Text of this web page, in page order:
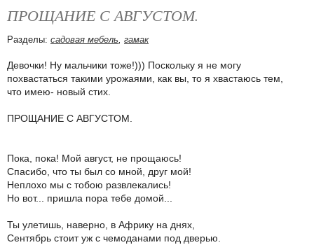
ПРОЩАНИЕ С АВГУСТОМ.
Разделы: садовая мебель, гамак
Девочки! Ну мальчики тоже!))) Поскольку я не могу
похвастаться такими урожаями, как вы, то я хвастаюсь тем,
что имею- новый стих.
ПРОЩАНИЕ С АВГУСТОМ.
Пока, пока! Мой август, не прощаюсь!
Спасибо, что ты был со мной, друг мой!
Неплохо мы с тобою развлекались!
Но вот... пришла пора тебе домой...
Ты улетишь, наверно, в Африку на днях,
Сентябрь стоит уж с чемоданами под дверью.